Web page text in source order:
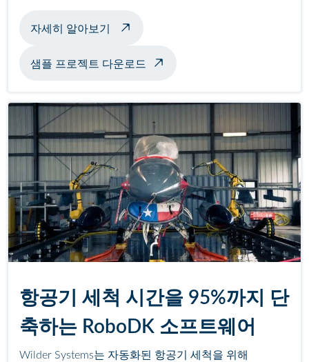
자세히 알아보기 포지셔너를 사용한 용접 예시 정보
샘플 프로젝트 다운로드
항공기 세척 시간을 95%까지 단
축하는 RoboDK 소프트웨어
Wilder Systems는 자동화된 항공기 세척을 위해